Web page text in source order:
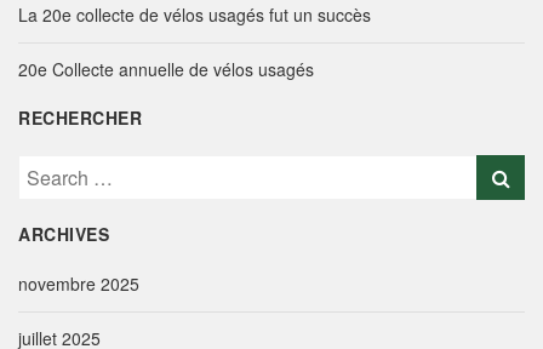
La 20e collecte de vélos usagés fut un succès
20e Collecte annuelle de vélos usagés
RECHERCHER
S
a
c
f
ARCHIVES
novembre 2025
juillet 2025